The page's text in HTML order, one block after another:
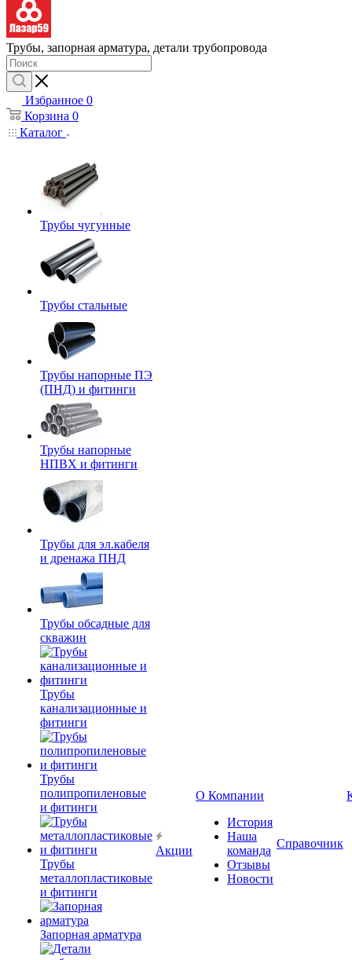
Трубы, запорная арматура, детали трубопровода
Избранное 0
Корзина 0
Каталог
Трубы чугунные
Трубы стальные
Трубы напорные ПЭ
(ПНД) и фитинги
Трубы напорные
НПВХ и фитинги
Трубы для эл.кабеля
и дренажа ПНД
Трубы обсадные для
скважин
Трубы
канализационные и
фитинги
Трубы
полипропиленовые
и фитинги
Трубы
металлопластиковые
и фитинги
Запорная арматура
Акции
О Компании
История
Наша
команда
Отзывы
Новости
Справочник